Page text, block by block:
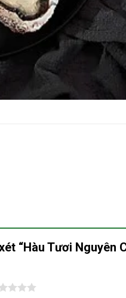
“Hàu Tươi Nguyên